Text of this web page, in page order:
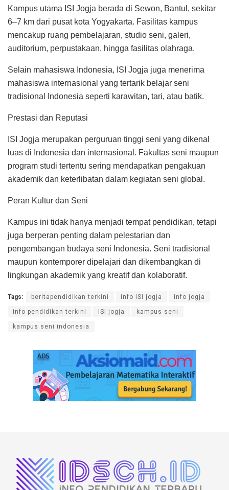
Kampus utama ISI Jogja berada di Sewon, Bantul, sekitar
6–7 km dari pusat kota Yogyakarta. Fasilitas kampus
mencakup ruang pembelajaran, studio seni, galeri,
auditorium, perpustakaan, hingga fasilitas olahraga.
Selain mahasiswa Indonesia, ISI Jogja juga menerima
mahasiswa internasional yang tertarik belajar seni
tradisional Indonesia seperti karawitan, tari, atau batik.
Prestasi dan Reputasi
ISI Jogja merupakan perguruan tinggi seni yang dikenal
luas di Indonesia dan internasional. Fakultas seni maupun
program studi tertentu sering mendapatkan pengakuan
akademik dan keterlibatan dalam kegiatan seni global.
Peran Kultur dan Seni
Kampus ini tidak hanya menjadi tempat pendidikan, tetapi
juga berperan penting dalam pelestarian dan
pengembangan budaya seni Indonesia. Seni tradisional
maupun kontemporer dipelajari dan dikembangkan di
lingkungan akademik yang kreatif dan kolaboratif.
Tags: beritapendidikan terkini info ISI jogja info jogja
info pendidikan terkini ISI jogja kampus seni
kampus seni indonesia